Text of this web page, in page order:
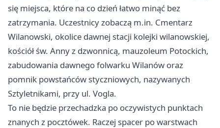
się miejsca, które na co dzień łatwo minąć bez
zatrzymania. Uczestnicy zobaczą m.in. Cmentarz
Wilanowski, okolice dawnej stacji kolejki wilanowskiej,
kościół św. Anny z dzwonnicą, mauzoleum Potockich,
zabudowania dawnego folwarku Wilanów oraz
pomnik powstańców styczniowych, nazywanych
Sztyletnikami, przy ul. Vogla.
To nie będzie przechadzka po oczywistych punktach
znanych z pocztówek. Raczej spacer po warstwach